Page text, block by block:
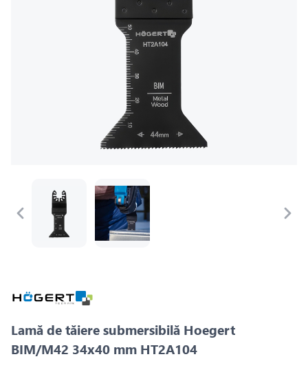
Lamă de tăiere submersibilă Hoegert
BIM/M42 34х40 mm HT2A104